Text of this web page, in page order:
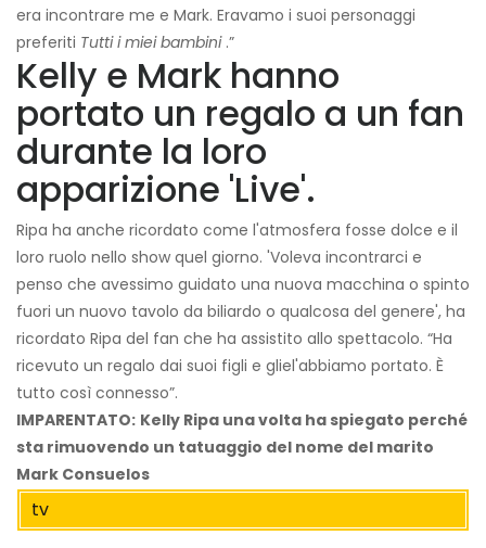
era incontrare me e Mark. Eravamo i suoi personaggi
preferiti Tutti i miei bambini.”
Kelly e Mark hanno
portato un regalo a un fan
durante la loro
apparizione 'Live'.
Ripa ha anche ricordato come l'atmosfera fosse dolce e il
loro ruolo nello show quel giorno. 'Voleva incontrarci e
penso che avessimo guidato una nuova macchina o spinto
fuori un nuovo tavolo da biliardo o qualcosa del genere', ha
ricordato Ripa del fan che ha assistito allo spettacolo. “Ha
ricevuto un regalo dai suoi figli e gliel'abbiamo portato. È
tutto così connesso”.
IMPARENTATO: Kelly Ripa una volta ha spiegato perché
sta rimuovendo un tatuaggio del nome del marito
Mark Consuelos
tv